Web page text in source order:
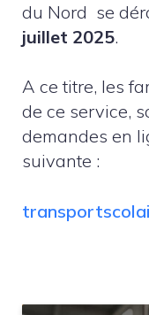
du Nord se
juillet 2025.
A ce titre, les
de ce service,
demandes en
suivante :